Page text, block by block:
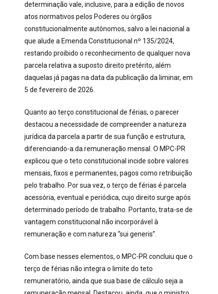
determinação vale, inclusive, para a edição de novos
atos normativos pelos Poderes ou órgãos
constitucionalmente autônomos, salvo a lei nacional a
que alude a Emenda Constitucional nº 135/2024,
restando proibido o reconhecimento de qualquer nova
parcela relativa a suposto direito pretérito, além
daquelas já pagas na data da publicação da liminar, em
5 de fevereiro de 2026.
Quanto ao terço constitucional de férias, o parecer
destacou a necessidade de compreender a natureza
jurídica da parcela a partir de sua função e estrutura,
diferenciando-a da remuneração mensal. O MPC-PR
explicou que o teto constitucional incide sobre valores
mensais, fixos e permanentes, pagos como retribuição
pelo trabalho. Por sua vez, o terço de férias é parcela
acessória, eventual e periódica, cujo direito surge após
determinado período de trabalho. Portanto, trata-se de
vantagem constitucional não incorporável à
remuneração e com natureza “sui generis”.
Com base nesses elementos, o MPC-PR concluiu que o
terço de férias não integra o limite do teto
remuneratório, ainda que sua base de cálculo seja a